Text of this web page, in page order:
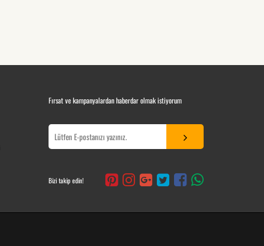
Fırsat ve kampanyalardan haberdar olmak istiyorum
Bizi takip edin!